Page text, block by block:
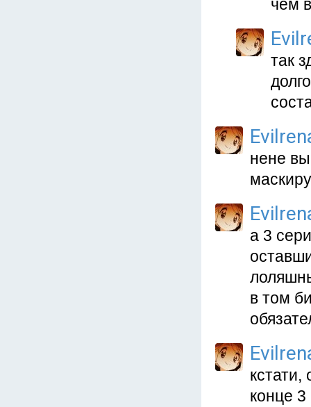
чем
так
нене
а 3
в том
кстати,
конце